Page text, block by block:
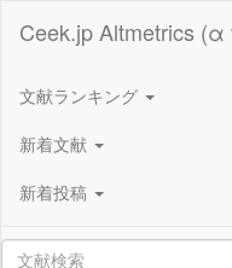
Ceek.jp Altmetrics (α
文献ランキング
新着文献
新着投稿